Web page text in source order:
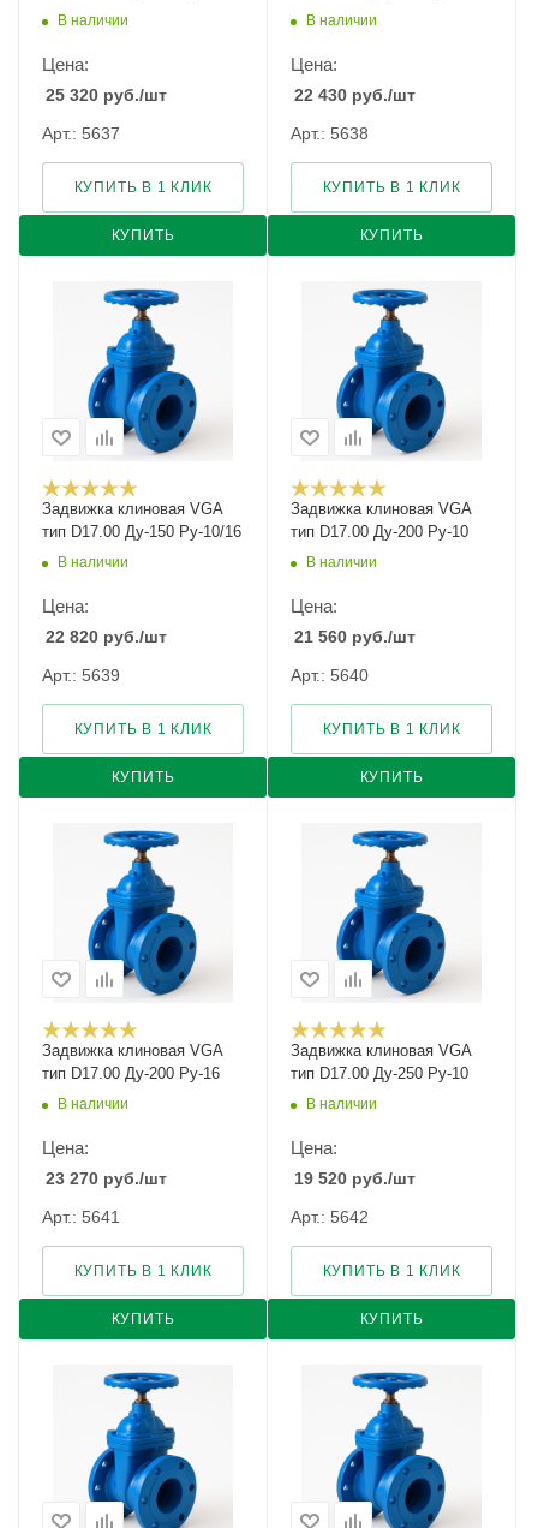
В наличии
Цена:
25 320 руб./шт
Арт.: 5637
КУПИТЬ
КУПИТЬ В 1 КЛИК
В наличии
Цена:
22 430 руб./шт
Арт.: 5638
КУПИТЬ
КУПИТЬ В 1 КЛИК
Задвижка клиновая VGA
тип D17.00 Ду-150 Ру-10/16
В наличии
Цена:
22 820 руб./шт
Арт.: 5639
КУПИТЬ
КУПИТЬ В 1 КЛИК
Задвижка клиновая VGA
тип D17.00 Ду-200 Ру-10
В наличии
Цена:
21 560 руб./шт
Арт.: 5640
КУПИТЬ
КУПИТЬ В 1 КЛИК
Задвижка клиновая VGA
тип D17.00 Ду-200 Ру-16
В наличии
Цена:
23 270 руб./шт
Арт.: 5641
КУПИТЬ
КУПИТЬ В 1 КЛИК
Задвижка клиновая VGA
тип D17.00 Ду-250 Ру-10
В наличии
Цена:
19 520 руб./шт
Арт.: 5642
КУПИТЬ
КУПИТЬ В 1 КЛИК